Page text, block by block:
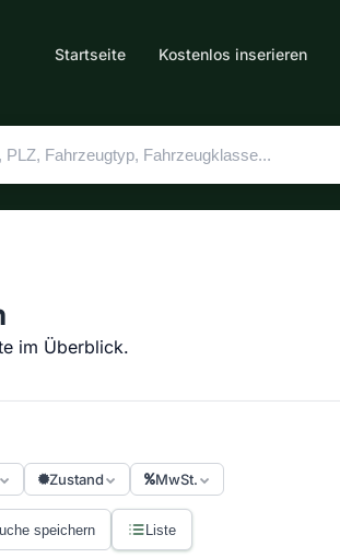
Startseite Kostenlos inserieren
im Überblick.
Zustand MwSt.
speichern Liste